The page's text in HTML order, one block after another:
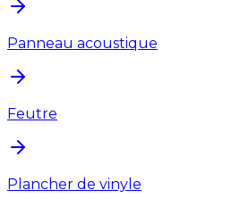
Panneau acoustique
Feutre
Plancher de vinyle